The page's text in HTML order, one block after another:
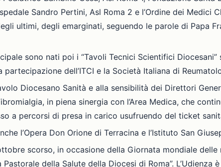
Sandro Pertini, Asl Roma 2 e l’Ordine dei
ultimi, degli emarginati, seguendo le parole di Papa
sono nati poi i “Tavoli Tecnici Scientifici
partecipazione dell’ITCI e la Società Italiana di
Diocesano Sanità e alla sensibilità dei Direttori
in piena sinergia con l’Area Medica, che
a percorsi di presa in carico usufruendo del ticket
l’Opera Don Orione di Terracina e l’Istituto San
scorso, in occasione della Giornata mondiale
Pastorale della Salute della Diocesi di Roma”.